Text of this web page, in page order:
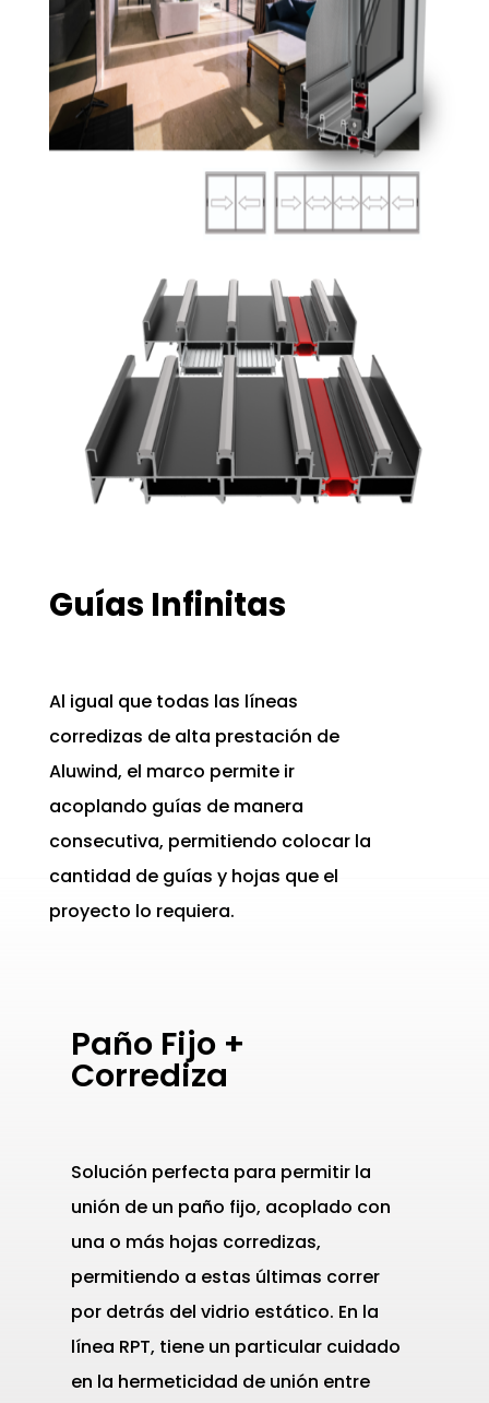
Guías Infinitas
Al igual que todas las líneas
corredizas de alta prestación de
Aluwind, el marco permite ir
acoplando guías de manera
consecutiva, permitiendo colocar la
cantidad de guías y hojas que el
proyecto lo requiera.
Paño Fijo +
Corrediza
Solución perfecta para permitir la
unión de un paño fijo, acoplado con
una o más hojas corredizas,
permitiendo a estas últimas correr
por detrás del vidrio estático. En la
línea RPT, tiene un particular cuidado
en la hermeticidad de unión entre